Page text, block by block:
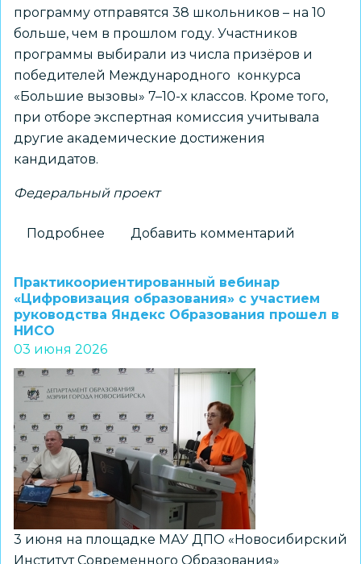
программу отправятся 38 школьников – на 10
больше, чем в прошлом году. Участников
программы выбирали из числа призёров и
победителей Международного конкурса
«Большие вызовы» 7–10-х классов. Кроме того,
при отборе экспертная комиссия учитывала
другие академические достижения
кандидатов.
Федеральный проект
Подробнее
приглашены
на
программу
«Большие
вызовы»
от
ОЦ
«Сириус»
Добавить комментарий
Практикоориентированный вебинар
«Цифровизация образования» с участием
руководства Яндекс Образования прошел в
НИСО
03 июня 2026
3 июня на площадке МАУ ДПО «Новосибирский
Институт Современного Образования»